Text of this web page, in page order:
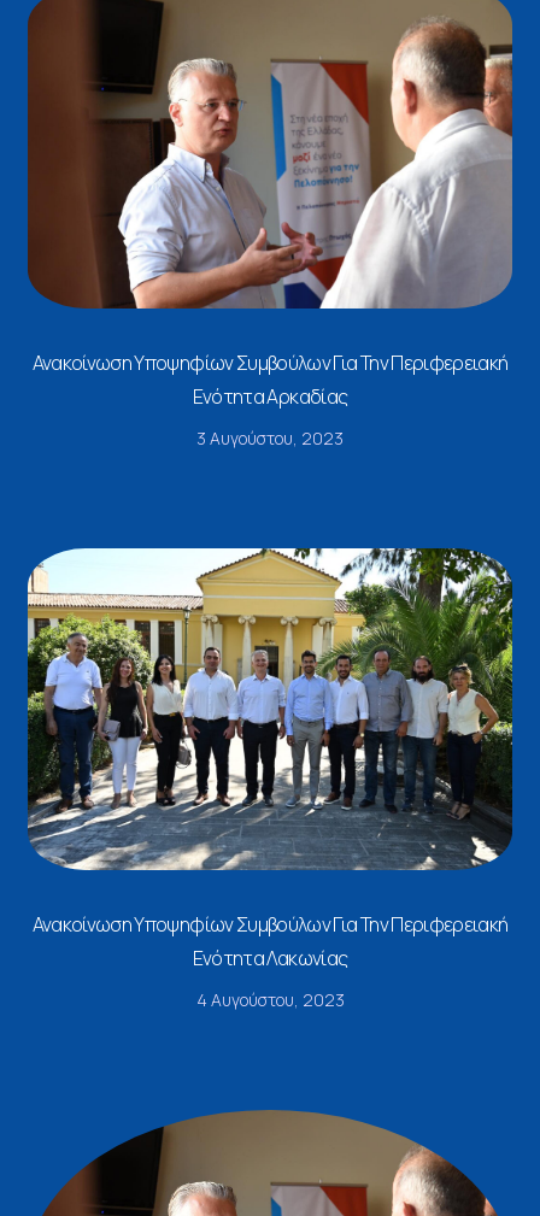
Ανακοίνωση Υποψηφίων Συμβούλων Για Την Περιφερειακή
Ενότητα Αρκαδίας
3 Αυγούστου, 2023
Ανακοίνωση Υποψηφίων Συμβούλων Για Την Περιφερειακή
Ενότητα Λακωνίας
4 Αυγούστου, 2023